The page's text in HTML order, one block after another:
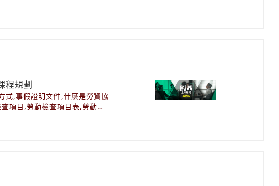
薦,台北鑽石收購推薦,名牌珠
價格,鑽石回收行情,鑽石收
推薦,高雄鑽石回收推薦,黃金
收購推薦,黃金條塊收購,黃金
程規劃
式,事假證明文件,什麼是勞資協
項目,勞動檢查項目表,勞動法
法扣薪計算,勞基法病假,勞基
基法,產假薪水,男生育嬰假,病
算,職災費率級距,育嬰假規